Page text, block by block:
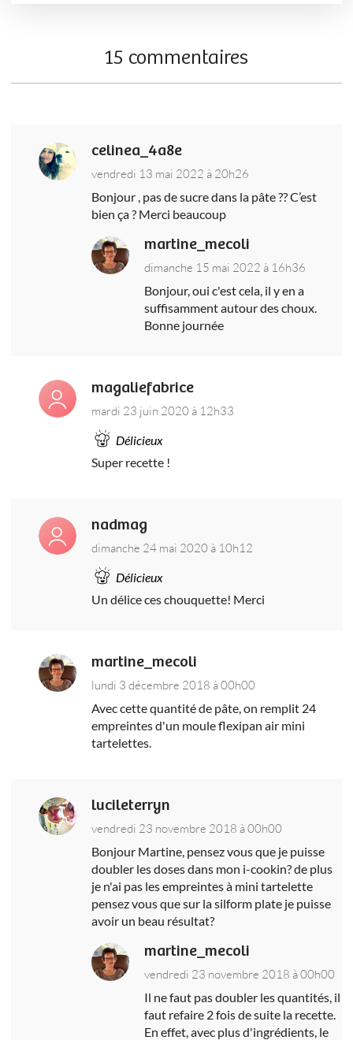
15 commentaires
celinea_4a8e
vendredi 13 mai 2022 à 20h26
Bonjour , pas de sucre dans la pâte ?? C’est
bien ça ? Merci beaucoup
martine_mecoli
dimanche 15 mai 2022 à 16h36
Bonjour, oui c'est cela, il y en a
suffisamment autour des choux.
Bonne journée
magaliefabrice
mardi 23 juin 2020 à 12h33
Délicieux
Super recette !
nadmag
dimanche 24 mai 2020 à 10h12
Délicieux
Un délice ces chouquette! Merci
martine_mecoli
lundi 3 décembre 2018 à 00h00
Avec cette quantité de pâte, on remplit 24
empreintes d'un moule flexipan air mini
tartelettes.
lucileterryn
vendredi 23 novembre 2018 à 00h00
Bonjour Martine, pensez vous que je puisse
doubler les doses dans mon i-cookin? de plus
je n'ai pas les empreintes à mini tartelette
pensez vous que sur la silform plate je puisse
avoir un beau résultat?
martine_mecoli
vendredi 23 novembre 2018 à 00h00
Il ne faut pas doubler les quantités, il
faut refaire 2 fois de suite la recette.
En effet, avec plus d'ingrédients, le